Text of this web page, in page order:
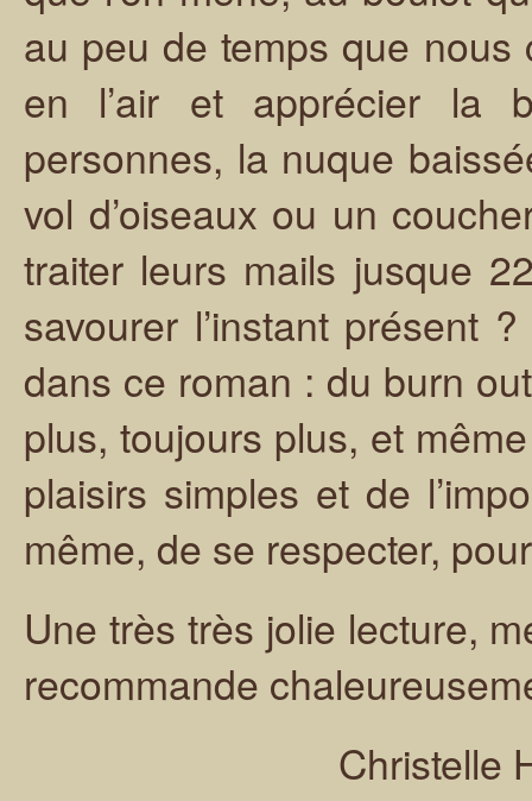
au peu de temps que nous
en l’air et apprécier la
personnes, la nuque
vol d’oiseaux ou un
traiter leurs mails jusque
savourer l’instant présent
dans ce roman : du burn
plus, toujours plus, et
plaisirs simples et de
même, de se respecter,
Une très très jolie lecture,
recommande
Christelle